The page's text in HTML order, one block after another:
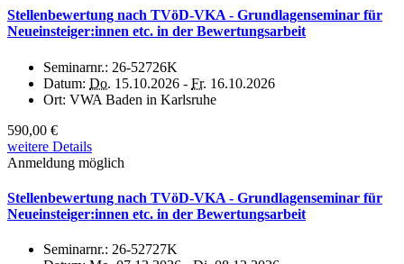
Stellenbewertung nach TVöD-VKA - Grundlagenseminar für
Neueinsteiger:innen etc. in der Bewertungsarbeit
Seminarnr.: 26-52726K
Datum: Do. 15.10.2026 - Fr. 16.10.2026
Ort: VWA Baden in Karlsruhe
590,00 €
weitere Details
Anmeldung möglich
Stellenbewertung nach TVöD-VKA - Grundlagenseminar für
Neueinsteiger:innen etc. in der Bewertungsarbeit
Seminarnr.: 26-52727K